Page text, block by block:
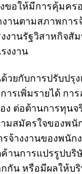
ขอให้มีการคุ้มคร
านตามสภาพการ
งานรัฐวิสาหกิจสั
งงาน
วยกับการปรับปรุง
ารเพิ่มรายได้ กา
ง ต่อต้านการทุน
มสมัครใจของพนั
จ้างงานของพนัก
านการแปรรูปบริ
กัน หรือมีผลให้บ